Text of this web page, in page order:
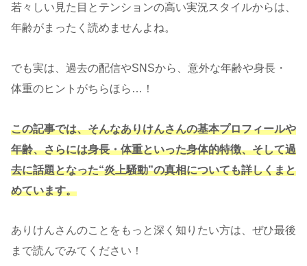
若々しい見た目とテンションの高い実況スタイルからは、
年齢がまったく読めませんよね。
でも実は、過去の配信やSNSから、意外な年齢や身長・
体重のヒントがちらほら…！
この記事では、そんなありけんさんの基本プロフィールや
年齢、さらには身長・体重といった身体的特徴、そして過
去に話題となった“炎上騒動”の真相についても詳しくまと
めています。
ありけんさんのことをもっと深く知りたい方は、ぜひ最後
まで読んでみてください！